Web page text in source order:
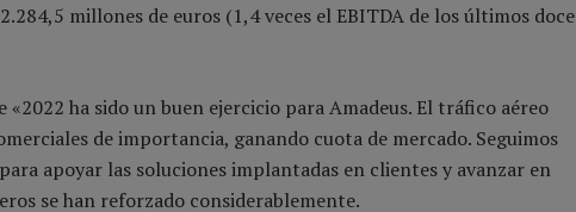
millones de euros (1,4 veces el EBITDA de los últimos doce
ha sido un buen ejercicio para Amadeus. El tráfico aéreo
de importancia, ganando cuota de mercado. Seguimos
apoyar las soluciones implantadas en clientes y avanzar en
se han reforzado considerablemente.